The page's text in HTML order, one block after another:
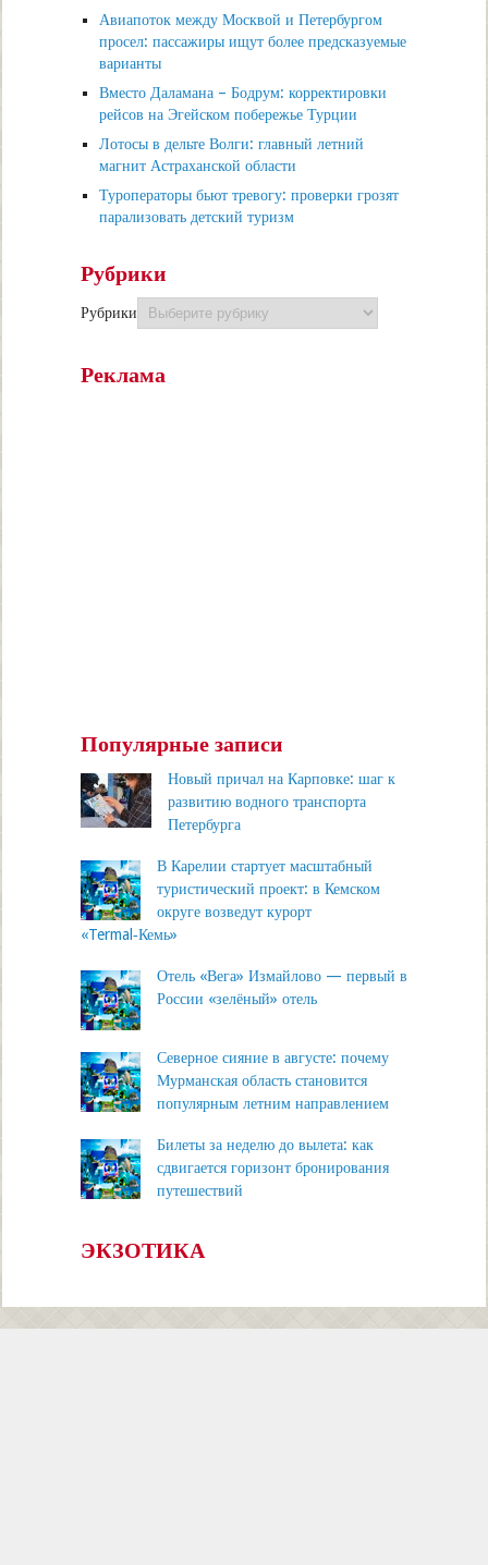
Авиапоток между Москвой и Петербургом
просел: пассажиры ищут более предсказуемые
варианты
Вместо Даламана – Бодрум: корректировки
рейсов на Эгейском побережье Турции
Лотосы в дельте Волги: главный летний
магнит Астраханской области
Туроператоры бьют тревогу: проверки грозят
парализовать детский туризм
Рубрики
Рубрики
Реклама
Популярные записи
Новый причал на Карповке: шаг к
развитию водного транспорта
Петербурга
В Карелии стартует масштабный
туристический проект: в Кемском
округе возведут курорт
«Termal‑Кемь»
Отель «Вега» Измайлово — первый в
России «зелёный» отель
Северное сияние в августе: почему
Мурманская область становится
популярным летним направлением
Билеты за неделю до вылета: как
сдвигается горизонт бронирования
путешествий
ЭКЗОТИКА